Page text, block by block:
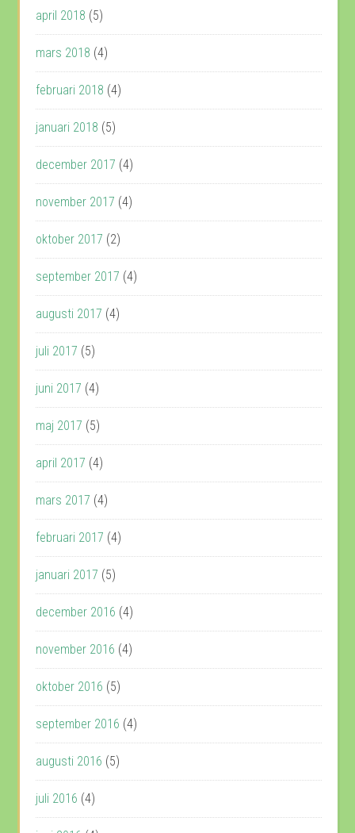
april 2018 (5)
mars 2018 (4)
februari 2018 (4)
januari 2018 (5)
december 2017 (4)
november 2017 (4)
oktober 2017 (2)
september 2017 (4)
augusti 2017 (4)
juli 2017 (5)
juni 2017 (4)
maj 2017 (5)
april 2017 (4)
mars 2017 (4)
februari 2017 (4)
januari 2017 (5)
december 2016 (4)
november 2016 (4)
oktober 2016 (5)
september 2016 (4)
augusti 2016 (5)
juli 2016 (4)